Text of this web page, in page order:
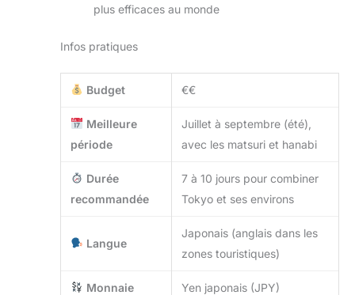
plus efficaces au monde
Infos pratiques
Budget €€
Meilleure
période
Juillet à septembre (été),
avec les matsuri et hanabi
Durée
recommandée
7 à 10 jours pour combiner
Tokyo et ses environs
Langue
Japonais (anglais dans les
zones touristiques)
Monnaie Yen japonais (JPY)